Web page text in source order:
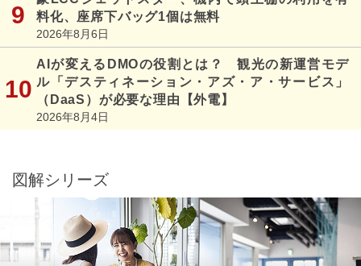
料化、座席下バッグ1個は無料
2026年8月6日
AIが変えるDMOの役割とは？ 観光の新運営モデ
ル「デスティネーション・アズ・ア・サービス」
（DaaS）が必要な理由【外電】
2026年8月4日
図解シリーズ